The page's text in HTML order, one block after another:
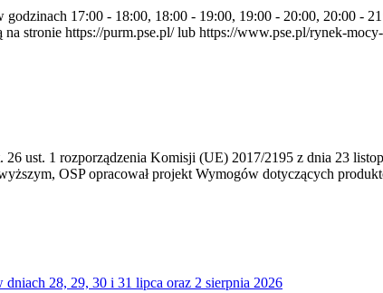
17:00 - 18:00, 18:00 - 19:00, 19:00 - 20:00, 20:00 -
stronie https://purm.pse.pl/ lub https://www.pse.pl/rynek-
ust. 1 rozporządzenia Komisji (UE) 2017/2195 z dnia 23‍
OSP opracował projekt Wymogów dotyczących
28, 29, 30 i 31 lipca oraz 2 sierpnia 2026